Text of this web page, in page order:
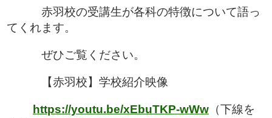
赤羽校の受講生が各科の特徴について語っ
てくれます。
ぜひご覧ください。
【赤羽校】学校紹介映像
https://youtu.be/xEbuTKP-wWw （下線を